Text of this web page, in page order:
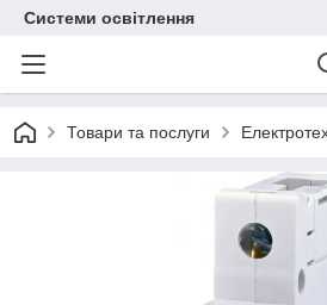
Системи освітлення
Товари та послуги